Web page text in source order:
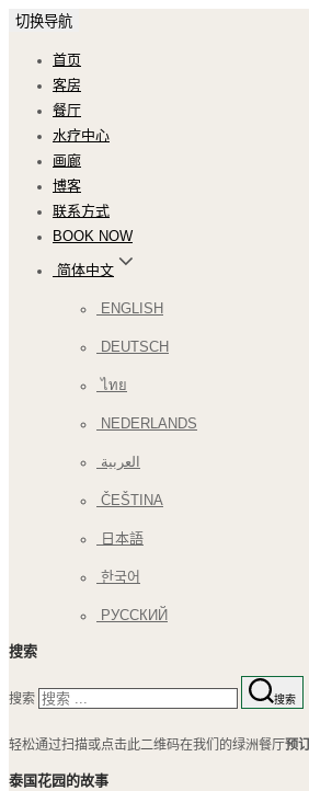
切换导航
首页
客房
餐厅
水疗中心
画廊
博客
联系方式
BOOK NOW
简体中文
ENGLISH
DEUTSCH
ไทย
NEDERLANDS
العربية
ČEŠTINA
日本語
한국어
РУССКИЙ
搜索
搜索 搜索
轻松通过扫描或点击此二维码在我们的绿洲餐厅预订
泰国花园的故事